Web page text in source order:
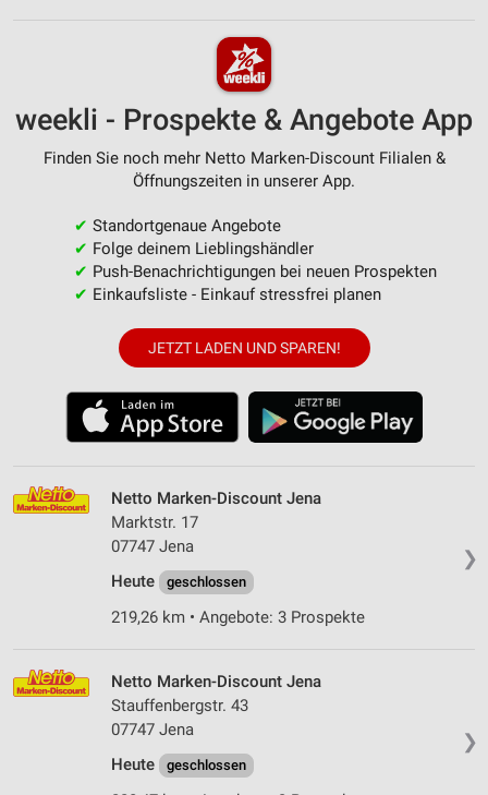
weekli - Prospekte & Angebote App
Finden Sie noch mehr Netto Marken-Discount Filialen &
Öffnungszeiten in unserer App.
✔ Standortgenaue Angebote
✔ Folge deinem Lieblingshändler
✔ Push-Benachrichtigungen bei neuen Prospekten
✔ Einkaufsliste - Einkauf stressfrei planen
JETZT LADEN UND SPAREN!
❯
Netto Marken-Discount Jena
Marktstr. 17
07747 Jena
Heute
geschlossen
219,26 km • Angebote: 3 Prospekte
❯
Netto Marken-Discount Jena
Stauffenbergstr. 43
07747 Jena
Heute
geschlossen